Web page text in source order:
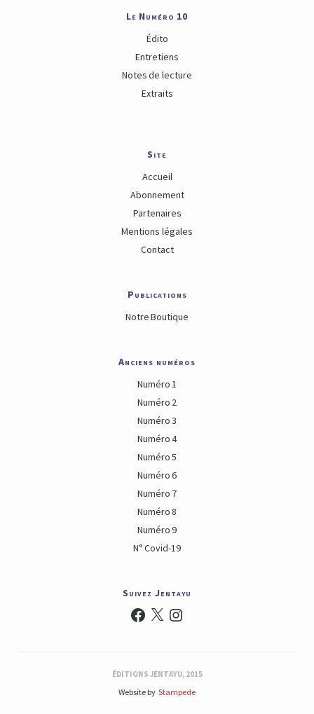
Le Numéro 10
Édito
Entretiens
Notes de lecture
Extraits
Site
Accueil
Abonnement
Partenaires
Mentions légales
Contact
Publications
Notre Boutique
Anciens numéros
Numéro 1
Numéro 2
Numéro 3
Numéro 4
Numéro 5
Numéro 6
Numéro 7
Numéro 8
Numéro 9
N° Covid-19
Suivez Jentayu
Facebook
X Instagram
ÉDITIONS JENTAYU, 2015
Website by Stampede